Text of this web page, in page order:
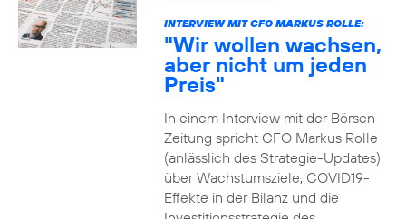
INTERVIEW MIT CFO MARKUS ROLLE:
"Wir wollen wachsen,
aber nicht um jeden
Preis"
In einem Interview mit der Börsen-
Zeitung spricht CFO Markus Rolle
(anlässlich des Strategie-Updates)
über Wachstumsziele, COVID19-
Effekte in der Bilanz und die